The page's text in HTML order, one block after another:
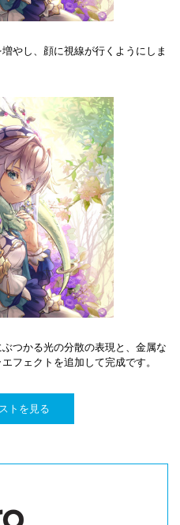
やし、顔に視線が行くようにしま
つかる光の分散の表現と、金属な
フェクトを追加して完成です。
トを見る